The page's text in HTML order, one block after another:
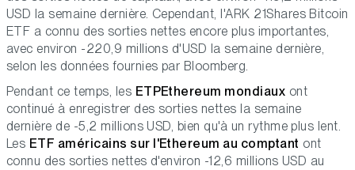
USD la semaine dernière. Cependant, l'ARK 21Shares Bitcoin
ETF a connu des sorties nettes encore plus importantes,
avec environ -220,9 millions d'USD la semaine dernière,
selon les données fournies par Bloomberg.
Pendant ce temps, les ETPEthereum mondiaux ont
continué à enregistrer des sorties nettes la semaine
dernière de -5,2 millions USD, bien qu'à un rythme plus lent.
Les ETF américains sur l'Ethereum au comptant ont
connu des sorties nettes d'environ -12,6 millions USD au